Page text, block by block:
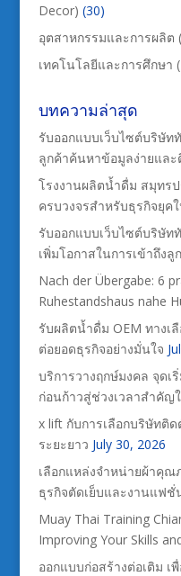
Decor) (30)
อุตสาหกรรมและการผลิต
เทคโนโลยีและการศึกษา
บทความล่าสุด
รับออกแบบเว็บไซต์บริษัท
ลูกค้าค้นหาข้อมูลง่ายและ
โรงงานผลิตน้ำดื่ม สมุทร
ครบวงจรสำหรับธุรกิจยุค
รับออกแบบเว็บไซต์บริษัท
เพิ่มโอกาสในการเข้าถึงลู
Nach der Übergabe: 6
Ruhestandshaus nahe
รับผลิตน้ำดื่ม OEM ทางเ
ต่อยอดธุรกิจอย่างมั่นใจ
บริการวางฤกษ์มงคล จุดเ
ก่อนก้าวสู่ช่วงเวลาสำคัญ
x lift กับการเลือกบริษัทติ
ระยะยาว July 30, 2026
เลือกแหล่งจำหน่ายผ้าคุณ
ธุรกิจตัดเย็บและงานแฟชั่
Muay Thai Training
Improving Your Skills
ออกแบบก่อสร้างต่อเติม